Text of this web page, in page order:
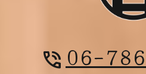
phone_in_talk 06-